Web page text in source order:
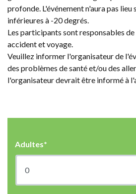
profonde. L'événement n'aura pas
inférieures à -20 degrés.
Les participants sont responsables
accident et voyage.
Veuillez informer l'organisateur de
des problèmes de santé et/ou des
l'organisateur devrait être informé à
Adultes*